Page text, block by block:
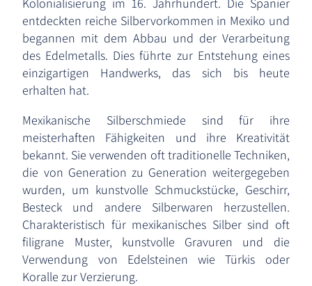
entdeckten reiche Silbervorkommen in Mexiko und
begannen mit dem Abbau und der Verarbeitung
des Edelmetalls. Dies führte zur Entstehung eines
einzigartigen Handwerks, das sich bis heute
erhalten hat.
Mexikanische Silberschmiede sind für ihre
meisterhaften Fähigkeiten und ihre Kreativität
bekannt. Sie verwenden oft traditionelle Techniken,
die von Generation zu Generation weitergegeben
wurden, um kunstvolle Schmuckstücke, Geschirr,
Besteck und andere Silberwaren herzustellen.
Charakteristisch für mexikanisches Silber sind oft
filigrane Muster, kunstvolle Gravuren und die
Verwendung von Edelsteinen wie Türkis oder
Koralle zur Verzierung.